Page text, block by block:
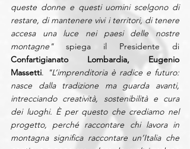
queste donne e questi uomini scelgono di
restare, di mantenere vivi i territori, di tenere
accesa una luce nei paesi delle nostre
montagne"
Confartigianato Lombardia, Eugenio
Massetti.
"L’imprenditoria è radice e futuro:
nasce dalla tradizione ma guarda avanti,
intrecciando creatività, sostenibilità e cura
dei luoghi. È per questo che crediamo nel
progetto, perché raccontare chi lavora in
montagna significa raccontare un’Italia che